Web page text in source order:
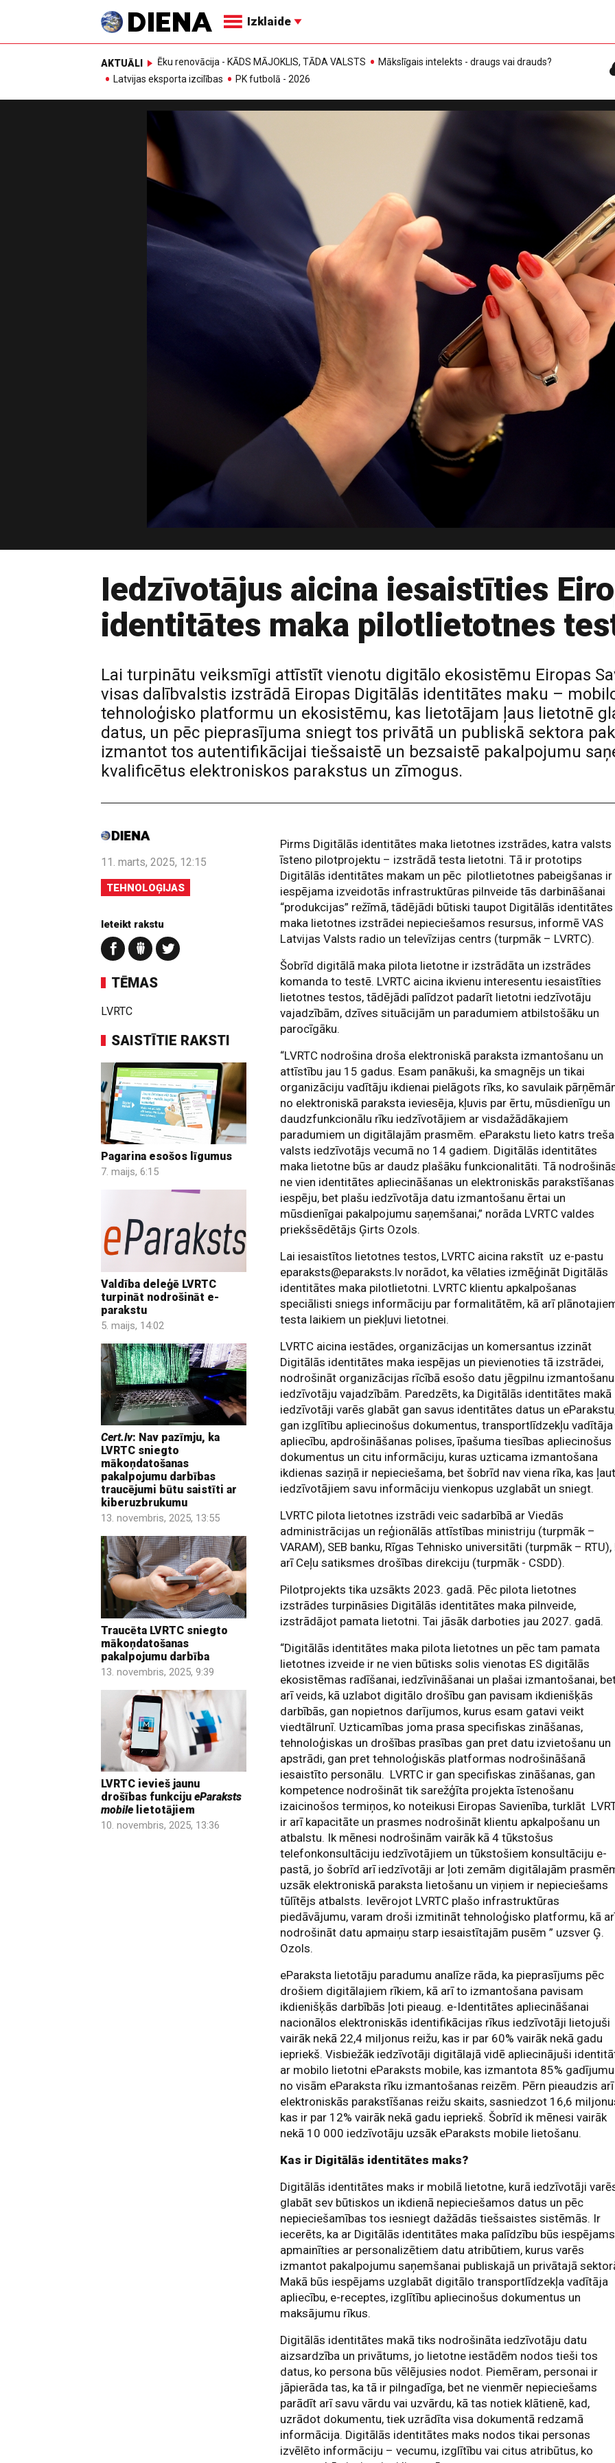
Izklaide
AKTUĀLI Ēku renovācija - KĀDS MĀJOKLIS, TĀDA VALSTS
Mākslīgais intelekts - draugs vai drauds?
Latvijas eksporta izcilības
PK futbolā - 2026
Iedzīvotājus aicina iesaistīties
identitātes maka pilotlietotnes
Lai turpinātu veiksmīgi attīstīt vienotu digitālo ekosistēmu Eiropas
visas dalībvalstis izstrādā Eiropas Digitālās identitātes maku –
tehnoloģisko platformu un ekosistēmu, kas lietotājam ļaus lietotnē
datus, un pēc pieprasījuma sniegt tos privātā un publiskā sektora
izmantot tos autentifikācijai tiešsaistē un bezsaistē pakalpojumu
kvalificētus elektroniskos parakstus un zīmogus.
11. marts, 2025, 12:15
TEHNOLOĢIJAS
Ieteikt rakstu
TĒMAS
LVRTC
SAISTĪTIE RAKSTI
Pagarina esošos līgumus
7. maijs, 6:15
Valdība deleģē LVRTC
turpināt nodrošināt e-
parakstu
5. maijs, 14:02
Cert.lv: Nav pazīmju, ka
LVRTC sniegto
mākoņdatošanas
pakalpojumu darbības
traucējumi būtu saistīti ar
kiberuzbrukumu
13. novembris, 2025, 13:55
Traucēta LVRTC sniegto
mākoņdatošanas
pakalpojumu darbība
13. novembris, 2025, 9:39
LVRTC ievieš jaunu
drošības funkciju eParaksts
mobilelietotājiem
10. novembris, 2025, 13:36
Pirms Digitālās identitātes maka lietotnes izstrādes, katra valsts
īsteno pilotprojektu – izstrādā testa lietotni. Tā ir prototips
Digitālās identitātes makam un pēc pilotlietotnes pabeigšanas ir
iespējama izveidotās infrastruktūras pilnveide tās darbināšanai
“produkcijas” režīmā, tādējādi būtiski taupot Digitālās identitātes
maka lietotnes izstrādei nepieciešamos resursus, informē VAS
Latvijas Valsts radio un televīzijas centrs (turpmāk – LVRTC).
Šobrīd digitālā maka pilota lietotne ir izstrādāta un izstrādes
komanda to testē. LVRTC aicina ikvienu interesentu iesaistīties
lietotnes testos, tādējādi palīdzot padarīt lietotni iedzīvotāju
vajadzībām, dzīves situācijām un paradumiem atbilstošāku un
parocīgāku.
“LVRTC nodrošina droša elektroniskā paraksta izmantošanu un
attīstību jau 15 gadus. Esam panākuši, ka smagnējs un tikai
organizāciju vadītāju ikdienai pielāgots rīks, ko savulaik
no elektroniskā paraksta ieviesēja, kļuvis par ērtu, mūsdienīgu un
daudzfunkcionālu rīku iedzīvotājiem ar visdažādākajiem
paradumiem un digitālajām prasmēm. eParakstu lieto katrs
valsts iedzīvotājs vecumā no 14 gadiem. Digitālās identitātes
maka lietotne būs ar daudz plašāku funkcionalitāti. Tā
ne vien identitātes apliecināšanas un elektroniskās parakstīšanas
iespēju, bet plašu iedzīvotāja datu izmantošanu ērtai un
mūsdienīgai pakalpojumu saņemšanai,” norāda LVRTC valdes
priekšsēdētājs Ģirts Ozols.
Lai iesaistītos lietotnes testos, LVRTC aicina rakstīt uz e-pastu
eparaksts@eparaksts.lv norādot, ka vēlaties izmēģināt Digitālās
identitātes maka pilotlietotni. LVRTC klientu apkalpošanas
speciālisti sniegs informāciju par formalitātēm, kā arī
testa laikiem un piekļuvi lietotnei.
LVRTC aicina iestādes, organizācijas un komersantus izzināt
Digitālās identitātes maka iespējas un pievienoties tā izstrādei,
nodrošināt organizācijas rīcībā esošo datu jēgpilnu izmantošanu
iedzīvotāju vajadzībām. Paredzēts, ka Digitālās identitātes makā
iedzīvotāji varēs glabāt gan savus identitātes datus un
gan izglītību apliecinošus dokumentus, transportlīdzekļu vadītāja
apliecību, apdrošināšanas polises, īpašuma tiesības apliecinošus
dokumentus un citu informāciju, kuras uzticama izmantošana
ikdienas saziņā ir nepieciešama, bet šobrīd nav viena rīka, kas
iedzīvotājiem savu informāciju vienkopus uzglabāt un sniegt.
LVRTC pilota lietotnes izstrādi veic sadarbībā ar Viedās
administrācijas un reģionālās attīstības ministriju (turpmāk –
VARAM), SEB banku, Rīgas Tehnisko universitāti (turpmāk – RTU),
arī Ceļu satiksmes drošības direkciju (turpmāk - CSDD).
Pilotprojekts tika uzsākts 2023. gadā. Pēc pilota lietotnes
izstrādes turpināsies Digitālās identitātes maka pilnveide,
izstrādājot pamata lietotni. Tai jāsāk darboties jau 2027. gadā.
“Digitālās identitātes maka pilota lietotnes un pēc tam pamata
lietotnes izveide ir ne vien būtisks solis vienotas ES digitālās
ekosistēmas radīšanai, iedzīvināšanai un plašai izmantošanai,
arī veids, kā uzlabot digitālo drošību gan pavisam ikdienišķās
darbībās, gan nopietnos darījumos, kurus esam gatavi veikt
viedtālrunī. Uzticamības joma prasa specifiskas zināšanas,
tehnoloģiskas un drošības prasības gan pret datu izvietošanu un
apstrādi, gan pret tehnoloģiskās platformas nodrošināšanā
iesaistīto personālu. LVRTC ir gan specifiskas zināšanas, gan
kompetence nodrošināt tik sarežģīta projekta īstenošanu
izaicinošos termiņos, ko noteikusi Eiropas Savienība, turklāt
ir arī kapacitāte un prasmes nodrošināt klientu apkalpošanu un
atbalstu. Ik mēnesi nodrošinām vairāk kā 4 tūkstošus
telefonkonsultāciju iedzīvotājiem un tūkstošiem konsultāciju e-
pastā, jo šobrīd arī iedzīvotāji ar ļoti zemām digitālajām
uzsāk elektroniskā paraksta lietošanu un viņiem ir nepieciešams
tūlītējs atbalsts. Ievērojot LVRTC plašo infrastruktūras
piedāvājumu, varam droši izmitināt tehnoloģisko platformu, kā
nodrošināt datu apmaiņu starp iesaistītajām pusēm ” uzsver Ģ.
Ozols.
eParaksta lietotāju paradumu analīze rāda, ka pieprasījums pēc
drošiem digitālajiem rīkiem, kā arī to izmantošana pavisam
ikdienišķās darbībās ļoti pieaug. e-Identitātes apliecināšanai
nacionālos elektroniskās identifikācijas rīkus iedzīvotāji lietojuši
vairāk nekā 22,4 miljonus reižu, kas ir par 60% vairāk nekā gadu
iepriekš. Visbiežāk iedzīvotāji digitālajā vidē apliecinājuši
ar mobilo lietotni eParaksts mobile, kas izmantota 85% gadījumu
no visām eParaksta rīku izmantošanas reizēm. Pērn pieaudzis arī
elektroniskās parakstīšanas reižu skaits, sasniedzot 16,6
kas ir par 12% vairāk nekā gadu iepriekš. Šobrīd ik mēnesi vairāk
nekā 10 000 iedzīvotāju uzsāk eParaksts mobile lietošanu.
Kas ir Digitālās identitātes maks?
Digitālās identitātes maks ir mobilā lietotne, kurā iedzīvotāji
glabāt sev būtiskos un ikdienā nepieciešamos datus un pēc
nepieciešamības tos iesniegt dažādās tiešsaistes sistēmās. Ir
iecerēts, ka ar Digitālās identitātes maka palīdzību būs iespējams
apmainīties ar personalizētiem datu atribūtiem, kurus varēs
izmantot pakalpojumu saņemšanai publiskajā un privātajā
Makā būs iespējams uzglabāt digitālo transportlīdzekļa vadītāja
apliecību, e-receptes, izglītību apliecinošus dokumentus un
maksājumu rīkus.
Digitālās identitātes makā tiks nodrošināta iedzīvotāju datu
aizsardzība un privātums, jo lietotne iestādēm nodos tieši tos
datus, ko persona būs vēlējusies nodot. Piemēram, personai ir
jāpierāda tas, ka tā ir pilngadīga, bet ne vienmēr nepieciešams
parādīt arī savu vārdu vai uzvārdu, kā tas notiek klātienē, kad,
uzrādot dokumentu, tiek uzrādīta visa dokumentā redzamā
informācija. Digitālās identitātes maks nodos tikai personas
izvēlēto informāciju – vecumu, izglītību vai citus atribūtus, ko